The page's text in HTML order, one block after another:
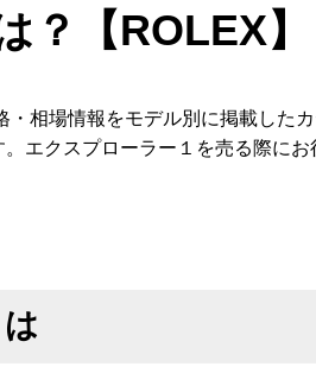
？【ROLEX】
・相場情報をモデル別に掲載した
エクスプローラー１を売る際にお